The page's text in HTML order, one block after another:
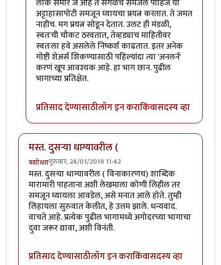
लोकं समोर जे आहे ते सगळच समजलं पाहिजे या
अट्टाहासापोटी समजून घ्यायचा प्रयत्न करतात. ते जमत
नाहीच. मग प्रयत्न सोडून देतात. उलट ही मंडळी,
स्वतःची चौकट ठरवतात, तेव्हड्याच माहितीवर
स्वतःला हवे असलेले निष्कर्श काढतात. इतर अनेक
गोष्टी शेअर्स शिकण्यासाठी पहिल्यांदा त्या 'अनलर्न'
करणं खूप आवश्यक आहे. हा भाग छान. पुढील
भागाच्या प्रतिक्षेत.
प्रतिसाद देण्यासाठीलॉग इन कराकिंवासदस्य व्हा
मस्त. दुसऱ्या धाग्यावरील (
यशोधरागुरुवार, 24/01/2019 11:42
मस्त. दुसऱ्या धाग्यावरील ( विनाकारणच) शाब्दिक
मारामारी पाहताना अशी लेखमाला कोणी लिहील तर
समजून घ्यायला आवडेल, असे मनात आले होते. तुम्ही
लिहायला सुरुवात केलीत, हे उत्तम झाले. धन्यवाद.
वाचते आहे. प्रत्येक पुढील भागामध्ये अगोदरच्या भागाचा
दुवा जरूर द्यावा, अशी विनंती.
प्रतिसाद देण्यासाठीलॉग इन कराकिंवासदस्य व्हा